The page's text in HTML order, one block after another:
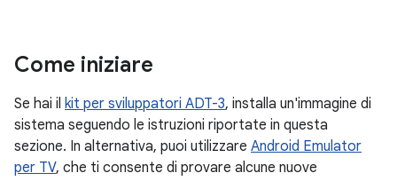
Come iniziare
Se hai il kit per sviluppatori ADT-3, installa un'immagine di
sistema seguendo le istruzioni riportate in questa
sezione. In alternativa, puoi utilizzare Android Emulator
per TV, che ti consente di provare alcune nuove